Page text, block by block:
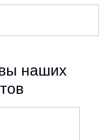
наших